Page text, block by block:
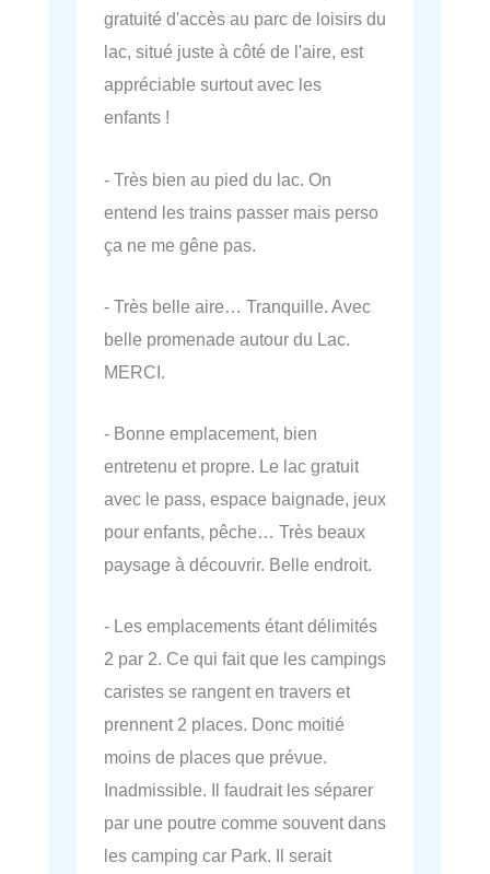
gratuité d'accès au parc de loisirs du
lac, situé juste à côté de l'aire, est
appréciable surtout avec les
enfants !
- Très bien au pied du lac. On
entend les trains passer mais perso
ça ne me gêne pas.
- Très belle aire… Tranquille. Avec
belle promenade autour du Lac.
MERCI.
- Bonne emplacement, bien
entretenu et propre. Le lac gratuit
avec le pass, espace baignade, jeux
pour enfants, pêche… Très beaux
paysage à découvrir. Belle endroit.
- Les emplacements étant délimités
2 par 2. Ce qui fait que les campings
caristes se rangent en travers et
prennent 2 places. Donc moitié
moins de places que prévue.
Inadmissible. Il faudrait les séparer
par une poutre comme souvent dans
les camping car Park. Il serait